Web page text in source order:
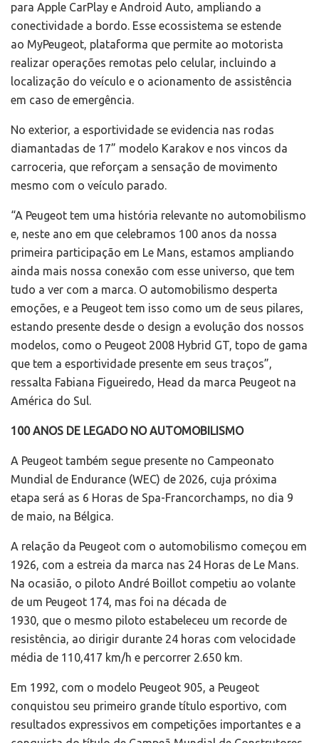
para Apple CarPlay e Android Auto, ampliando a
conectividade a bordo. Esse ecossistema se estende
ao MyPeugeot, plataforma que permite ao motorista
realizar operações remotas pelo celular, incluindo a
localização do veículo e o acionamento de assistência
em caso de emergência.
No exterior, a esportividade se evidencia nas rodas
diamantadas de 17” modelo Karakov e nos vincos da
carroceria, que reforçam a sensação de movimento
mesmo com o veículo parado.
“A Peugeot tem uma história relevante no automobilismo
e, neste ano em que celebramos 100 anos da nossa
primeira participação em Le Mans, estamos ampliando
ainda mais nossa conexão com esse universo, que tem
tudo a ver com a marca. O automobilismo desperta
emoções, e a Peugeot tem isso como um de seus pilares,
estando presente desde o design a evolução dos nossos
modelos, como o Peugeot 2008 Hybrid GT, topo de gama
que tem a esportividade presente em seus traços”,
ressalta Fabiana Figueiredo, Head da marca Peugeot na
América do Sul.
100 ANOS DE LEGADO NO AUTOMOBILISMO
A Peugeot também segue presente no Campeonato
Mundial de Endurance (WEC) de 2026, cuja próxima
etapa será as 6 Horas de Spa-Francorchamps, no dia 9
de maio, na Bélgica.
A relação da Peugeot com o automobilismo começou em
1926, com a estreia da marca nas 24 Horas de Le Mans.
Na ocasião, o piloto André Boillot competiu ao volante
de um Peugeot 174, mas foi na década de
1930, que o mesmo piloto estabeleceu um recorde de
resistência, ao dirigir durante 24 horas com velocidade
média de 110,417 km/h e percorrer 2.650 km.
Em 1992, com o modelo Peugeot 905, a Peugeot
conquistou seu primeiro grande título esportivo, com
resultados expressivos em competições importantes e a